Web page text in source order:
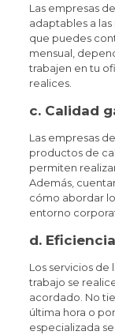
Las empresas
adaptables a
que puedes
mensual,
trabajen en tu
realices.
c. Calidad
Las empresas
productos de
permiten
Además,
cómo abordar
entorno
d.
Los servicios
trabajo se
acordado. No
última hora o
especializada